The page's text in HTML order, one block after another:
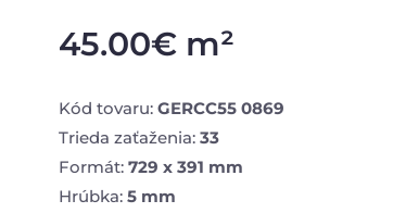
45.00€ m²
Kód tovaru: GERCC55 0869
Trieda zaťaženia:33
Formát:729 x 391 mm
Hrúbka: 5 mm